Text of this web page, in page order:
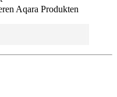
Aqara Produkten